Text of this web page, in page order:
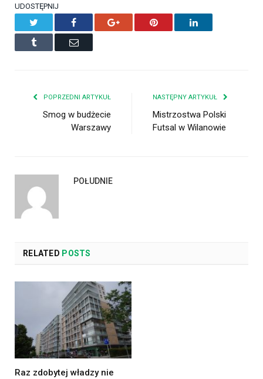
UDOSTĘPNIJ
Facebook Google+ Pinterest LinkedIn
Tumblr Email
POPRZEDNI ARTYKUŁ
Smog w budżecie
Warszawy
NASTĘPNY ARTYKUŁ
Mistrzostwa Polski
Futsal w Wilanowie
POŁUDNIE
RELATED POSTS
Raz zdobytej władzy nie